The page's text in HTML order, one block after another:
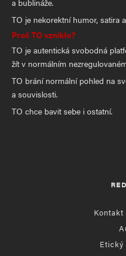
TO je nekorektní humor, satira
Proč TO vzniklo?
TO je autentická svobodná
žít v normálním
TO brání normální pohled na
a souvislosti.
TO chce bavit sebe i ostatní.
Kontakt
Etický